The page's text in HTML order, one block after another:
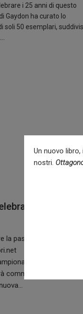
i 25 anni di questo
Gaydon ha curato lo
soli 50 esemplari,
la
del Mondo
commercializzata al
Un nuovo
nostri.